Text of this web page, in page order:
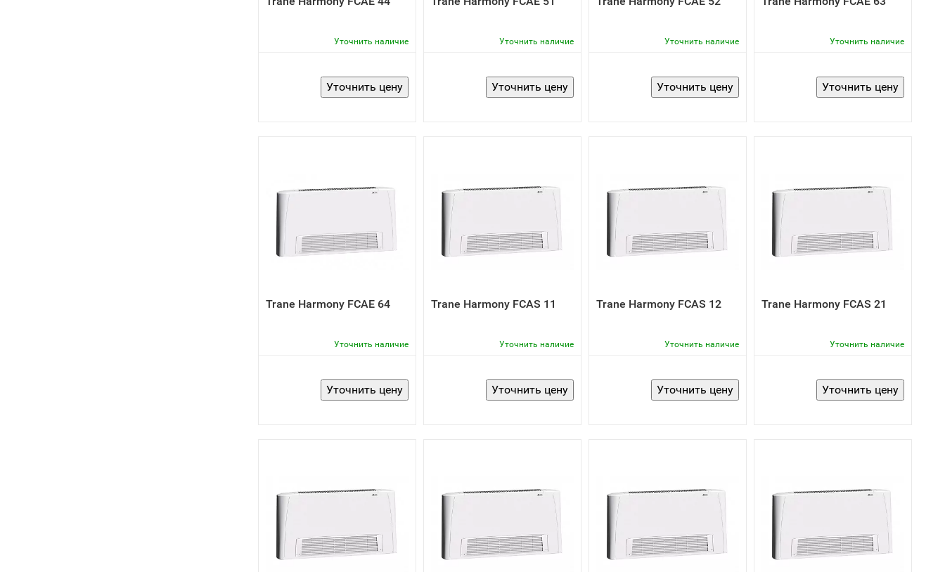
Уточнить наличие Уточнить наличие Уточнить наличие Уточнить наличие
Trane Harmony FCAE 64
Уточнить наличие
Trane Harmony FCAS 11
Уточнить наличие
Trane Harmony FCAS 12
Уточнить наличие
Trane Harmony FCAS 21
Уточнить наличие